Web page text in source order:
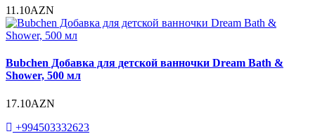
11.10AZN
Bubchen Добавка для детской ванночки Dream Bath &
Shower, 500 мл
17.10AZN
+994503332623